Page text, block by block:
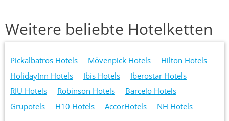
Weitere beliebte Hotelketten
Pickalbatros Hotels Mövenpick Hotels
Hilton Hotels
HolidayInn Hotels
Ibis Hotels
Iberostar Hotels
RIU Hotels
Robinson Hotels
Barcelo Hotels
Grupotels
H10 Hotels AccorHotels NH Hotels